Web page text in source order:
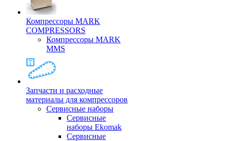
Компрессоры MARK
COMPRESSORS
Компрессоры MARK
MMS
Запчасти и расходные
материалы для компрессоров
Cервисные наборы
Сервисные
наборы Ekomak
Cервисные